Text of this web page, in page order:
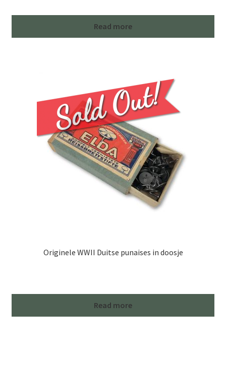
Read more
Originele WWII Duitse punaises in doosje
Read more